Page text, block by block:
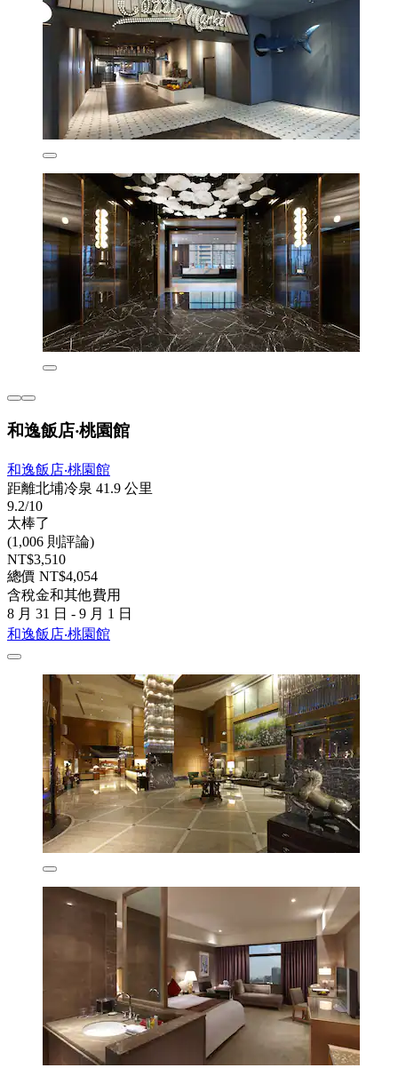
和逸飯店‧桃園館
和逸飯店‧桃園館
距離北埔冷泉 41.9 公里
9.2/10
太棒了
(1,006 則評論)
NT$3,510
總價 NT$4,054
含稅金和其他費用
8 月 31 日 - 9 月 1 日
和逸飯店‧桃園館